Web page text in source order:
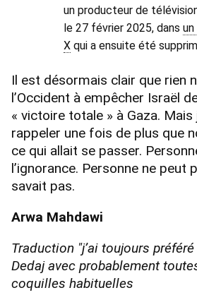
un producteur de
le 27 février 2025, dans
X qui a ensuite été
Il est désormais clair que rien
l’Occident à empêcher Israël
« victoire totale » à Gaza. Mais
rappeler une fois de plus que
ce qui allait se passer.
l’ignorance. Personne ne peut
savait pas.
Arwa Mahdawi
Traduction "j’ai toujours
Dedaj avec probablement
coquilles habituelles